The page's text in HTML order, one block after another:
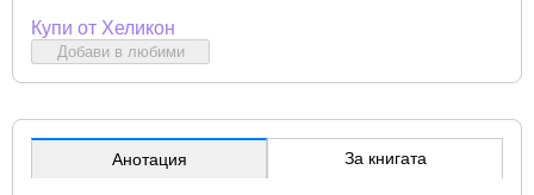
Купи от Хеликон
Добави в любими
Анотация За книгата